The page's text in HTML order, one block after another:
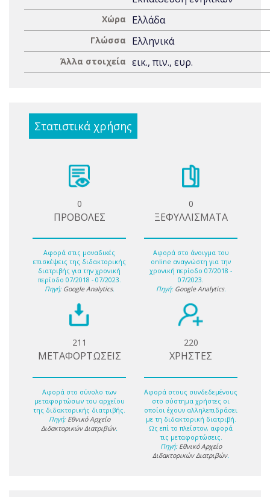
Χώρα Ελλάδα
Γλώσσα Ελληνικά
Άλλα στοιχεία εικ., πιν., ευρ.
Στατιστικά χρήσης
0
ΠΡΟΒΟΛΕΣ
Αφορά στις μοναδικές
επισκέψεις της διδακτορικής
διατριβής για την χρονική
περίοδο 07/2018 - 07/2023.
Πηγή: Google Analytics.
0
ΞΕΦΥΛΛΙΣΜΑΤΑ
Αφορά στο άνοιγμα του
online αναγνώστη για την
χρονική περίοδο 07/2018 -
07/2023.
Πηγή: Google Analytics.
211
ΜΕΤΑΦΟΡΤΩΣΕΙΣ
Αφορά στο σύνολο των
μεταφορτώσων του αρχείου
της διδακτορικής διατριβής.
Πηγή: Εθνικό Αρχείο
Διδακτορικών Διατριβών.
220
ΧΡΗΣΤΕΣ
Αφορά στους συνδεδεμένους
στο σύστημα χρήστες οι
οποίοι έχουν αλληλεπιδράσει
με τη διδακτορική διατριβή.
Ως επί το πλείστον, αφορά
τις μεταφορτώσεις.
Πηγή: Εθνικό Αρχείο
Διδακτορικών Διατριβών.